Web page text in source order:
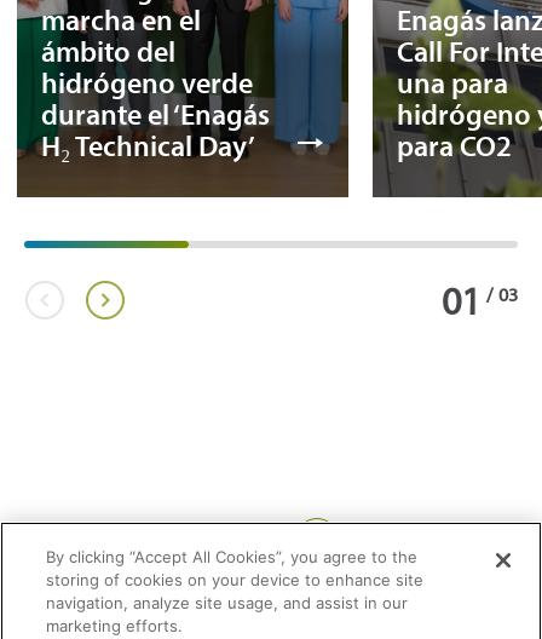
marcha en el
ámbito del
hidrógeno verde
durante el ‘Enagás
H₂ Technical Day’
Enagás
Call For
una para
hidrógeno
para CO2
01 / 03
By clicking “Accept All Cookies”, you agree to the
storing of cookies on your device to enhance site
navigation, analyze site usage, and assist in our
marketing efforts.